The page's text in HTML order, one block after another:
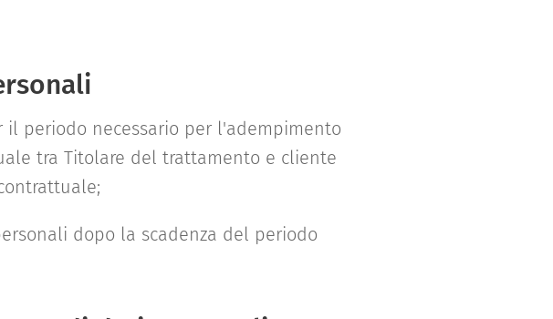
periodo necessario per l'adempimento
tra Titolare del trattamento e cliente
dopo la scadenza del periodo